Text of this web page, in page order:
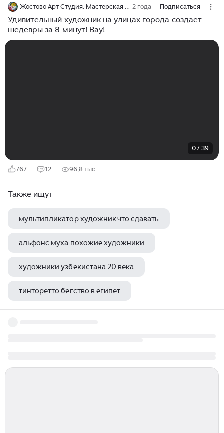
Жостово Арт Студия. Мастерская Гончаровых 2 года Подписаться
Удивительный художник на улицах города создает
шедевры за 8 минут! Вау!
07:39
767 12 96,8 тыс
Также ищут
мультипликатор художник что сдавать
альфонс муха похожие художники
художники узбекистана 20 века
тинторетто бегство в египет